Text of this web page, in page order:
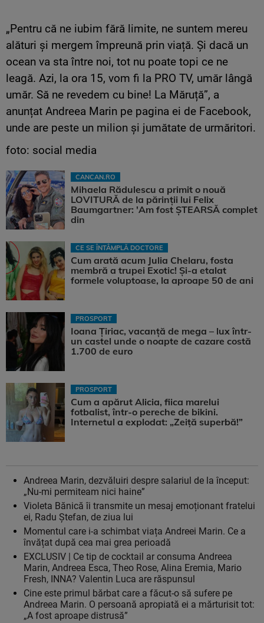
„Pentru că ne iubim fără limite, ne suntem mereu
alături și mergem împreună prin viață. Și dacă un
ocean va sta între noi, tot nu poate topi ce ne
leagă. Azi, la ora 15, vom fi la PRO TV, umăr lângă
umăr. Să ne revedem cu bine! La Măruță”, a
anunțat Andreea Marin pe pagina ei de Facebook,
unde are peste un milion și jumătate de urmăritori.
foto: social media
CANCAN.RO
Mihaela Rădulescu a primit o nouă
LOVITURĂ de la părinții lui Felix
Baumgartner: 'Am fost ȘTEARSĂ complet
din
CE SE ÎNTÂMPLĂ DOCTORE
Cum arată acum Julia Chelaru, fosta
membră a trupei Exotic! Și-a etalat
formele voluptoase, la aproape 50 de ani
PROSPORT
Ioana Țiriac, vacanță de mega – lux într-
un castel unde o noapte de cazare costă
1.700 de euro
PROSPORT
Cum a apărut Alicia, fiica marelui
fotbalist, într-o pereche de bikini.
Internetul a explodat: „Zeiță superbă!”
Andreea Marin, dezvăluiri despre salariul de la început:
„Nu-mi permiteam nici haine”
Violeta Bănică îi transmite un mesaj emoționant fratelui
ei, Radu Ștefan, de ziua lui
Momentul care i-a schimbat viața Andreei Marin. Ce a
învățat după cea mai grea perioadă
EXCLUSIV | Ce tip de cocktail ar consuma Andreea
Marin, Andreea Esca, Theo Rose, Alina Eremia, Mario
Fresh, INNA? Valentin Luca are răspunsul
Cine este primul bărbat care a făcut-o să sufere pe
Andreea Marin. O persoană apropiată ei a mărturisit tot:
„A fost aproape distrusă”